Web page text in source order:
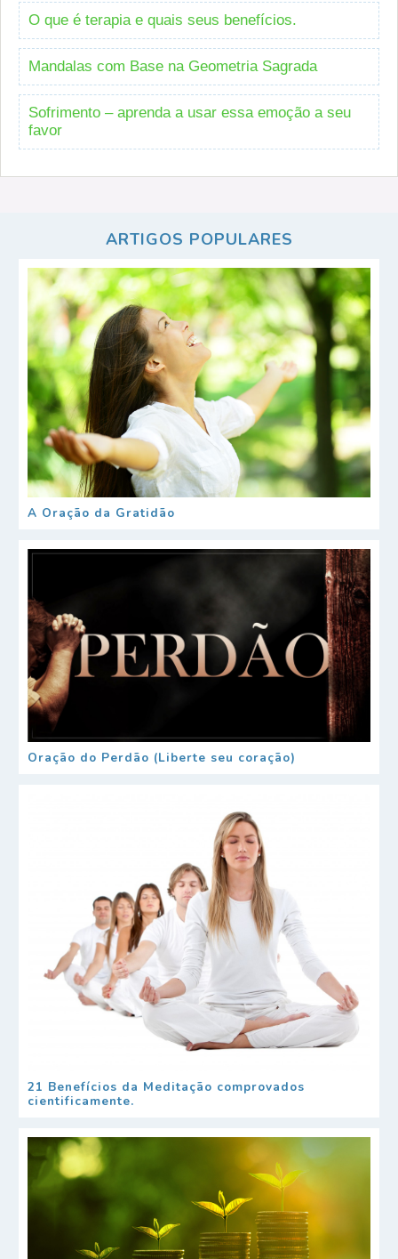
O que é terapia e quais seus benefícios.
Mandalas com Base na Geometria Sagrada
Sofrimento – aprenda a usar essa emoção a seu
favor
ARTIGOS POPULARES
A Oração da Gratidão
Oração do Perdão (Liberte seu coração)
21 Benefícios da Meditação comprovados
cientificamente.